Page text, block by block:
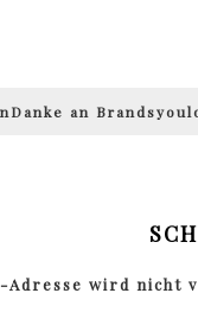
Danke an
Adresse wird nicht